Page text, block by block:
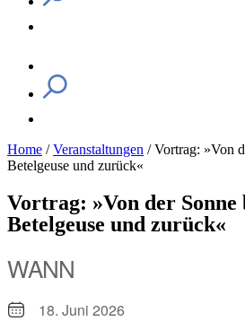
Home /Veranstaltungen /Vortrag: »Von
Betelgeuse und zurück«
Vortrag: »Von der Sonne
Betelgeuse und zurück«
WANN
18. Juni 2026